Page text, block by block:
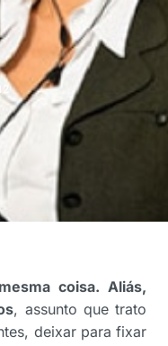
coisa. Aliás,
, assunto que trato
deixar para fixar